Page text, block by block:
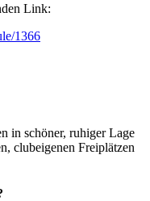
Link:
1366
in schöner, ruhiger Lage
clubeigenen Freiplätzen